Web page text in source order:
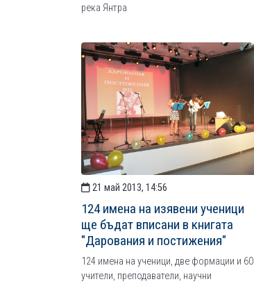
река Янтра
21 май 2013, 14:56
124 имена на изявени ученици
ще бъдат вписани в книгата
"Дарования и постижения"
124 имена на ученици, две формации и 60
учители, преподаватели, научни